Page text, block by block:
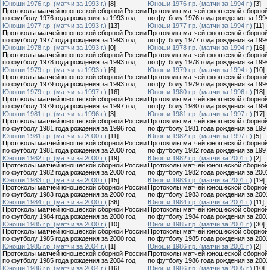
Юноши 1976 г.р. (матчи за 1993 г.) [8]
Протоколы матчей юношеской сборной России
по футболу 1976 года рождения за 1993 год
Юноши 1976 г.р. (матчи за 1994 г.) [3]
Протоколы матчей юношеской
по футболу 1976 года рождения за
Юноши 1977 г.р. (матчи за 1993 г.) [13]
Протоколы матчей юношеской сборной России
по футболу 1977 года рождения за 1993 год
Юноши 1977 г.р. (матчи за 1994 г.) [11]
Протоколы матчей юношеской
по футболу 1977 года рождения за
Юноши 1978 г.р. (матчи за 1993 г.) [0]
Протоколы матчей юношеской сборной России
по футболу 1978 года рождения за 1993 год
Юноши 1978 г.р. (матчи за 1994 г.) [16]
Протоколы матчей юношеской
по футболу 1978 года рождения за
Юноши 1979 г.р. (матчи за 1993 г.) [6]
Протоколы матчей юношеской сборной России
по футболу 1979 года рождения за 1993 год
Юноши 1979 г.р. (матчи за 1994 г.) [10]
Протоколы матчей юношеской
по футболу 1979 года рождения за
Юноши 1979 г.р. (матчи за 1997 г.) [16]
Протоколы матчей юношеской сборной России
по футболу 1979 года рождения за 1997 год
Юноши 1980 г.р. (матчи за 1996 г.) [18]
Протоколы матчей юношеской
по футболу 1980 года рождения за
Юноши 1981 г.р. (матчи за 1996 г.) [3]
Протоколы матчей юношеской сборной России
по футболу 1981 года рождения за 1996 год
Юноши 1981 г.р. (матчи за 1997 г.) [17]
Протоколы матчей юношеской
по футболу 1981 года рождения за
Юноши 1981 г.р. (матчи за 2000 г.) [11]
Протоколы матчей юношеской сборной России
по футболу 1981 года рождения за 2000 год
Юноши 1982 г.р. (матчи за 1997 г.) [5]
Протоколы матчей юношеской
по футболу 1982 года рождения за
Юноши 1982 г.р. (матчи за 2000 г.) [19]
Протоколы матчей юношеской сборной России
по футболу 1982 года рождения за 2000 год
Юноши 1982 г.р. (матчи за 2001 г.) [2]
Протоколы матчей юношеской
по футболу 1982 года рождения за
Юноши 1983 г.р. (матчи за 2000 г.) [15]
Протоколы матчей юношеской сборной России
по футболу 1983 года рождения за 2000 год
Юноши 1983 г.р. (матчи за 2001 г.) [19]
Протоколы матчей юношеской
по футболу 1983 года рождения за
Юноши 1984 г.р. (матчи за 2000 г.) [36]
Протоколы матчей юношеской сборной России
по футболу 1984 года рождения за 2000 год
Юноши 1984 г.р. (матчи за 2001 г.) [11]
Протоколы матчей юношеской
по футболу 1984 года рождения за
Юноши 1985 г.р. (матчи за 2000 г.) [10]
Протоколы матчей юношеской сборной России
по футболу 1985 года рождения за 2000 год
Юноши 1985 г.р. (матчи за 2001 г.) [30]
Протоколы матчей юношеской
по футболу 1985 года рождения за
Юноши 1985 г.р. (матчи за 2004 г.) [1]
Протоколы матчей юношеской сборной России
по футболу 1985 года рождения за 2004 год
Юноши 1986 г.р. (матчи за 2001 г.) [2]
Протоколы матчей юношеской
по футболу 1986 года рождения за
Юноши 1986 г.р. (матчи за 2004 г.) [16]
Юноши 1986 г.р. (матчи за 2005 г.) [10]